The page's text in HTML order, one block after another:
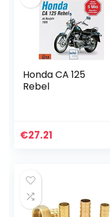
Honda CA 125
Rebel
€27.21